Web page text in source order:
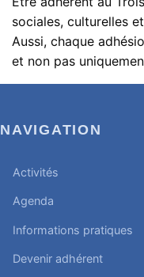
sociales, culturelles
Aussi, chaque
et non pas
NAVIGATION
Activités
Agenda
Informations pratiques
Devenir adhérent